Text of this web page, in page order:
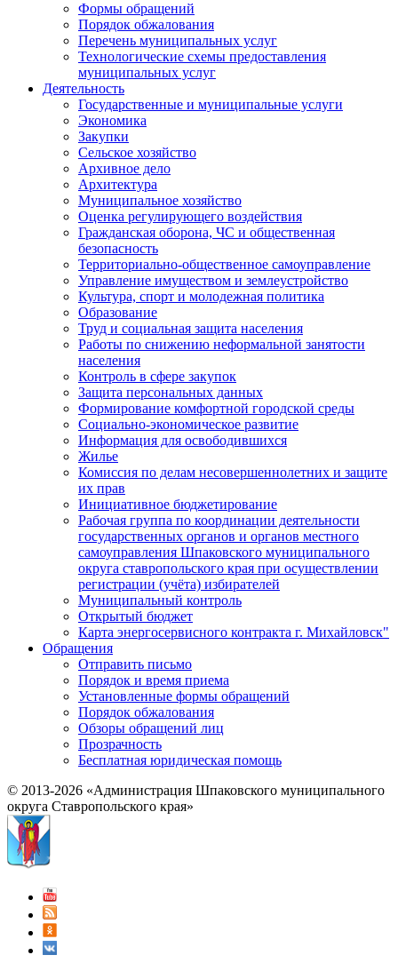
Формы обращений
Порядок обжалования
Перечень муниципальных услуг
Технологические схемы предоставления
муниципальных услуг
Деятельность
Государственные и муниципальные услуги
Экономика
Закупки
Сельское хозяйство
Архивное дело
Архитектура
Муниципальное хозяйство
Оценка регулирующего воздействия
Гражданская оборона, ЧС и общественная
безопасность
Территориально-общественное самоуправление
Управление имуществом и землеустройство
Культура, спорт и молодежная политика
Образование
Труд и социальная защита населения
Работы по снижению неформальной занятости
населения
Контроль в сфере закупок
Защита персональных данных
Формирование комфортной городской среды
Социально-экономическое развитие
Информация для освободившихся
Жилье
Комиссия по делам несовершеннолетних и защите
их прав
Инициативное бюджетирование
Рабочая группа по координации деятельности
государственных органов и органов местного
самоуправления Шпаковского муниципального
округа ставропольского края при осуществлении
регистрации (учёта) избирателей
Муниципальный контроль
Открытый бюджет
Карта энергосервисного контракта г. Михайловск"
Обращения
Отправить письмо
Порядок и время приема
Установленные формы обращений
Порядок обжалования
Обзоры обращений лиц
Прозрачность
Бесплатная юридическая помощь
© 2013-2026 «Администрация Шпаковского муниципального
округа Ставропольского края»